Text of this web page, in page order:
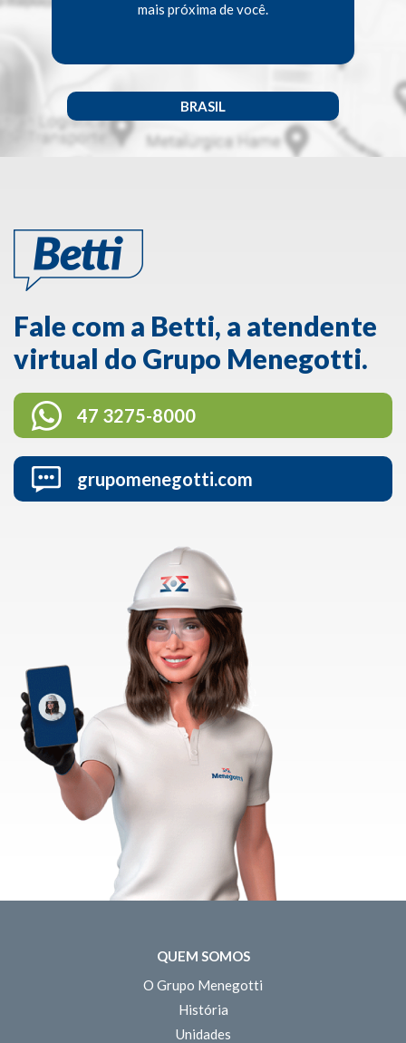
mais próxima de você.
BRASIL
Fale com a Betti, a atendente
virtual do Grupo Menegotti.
47 3275-8000
grupomenegotti.com
QUEM SOMOS
O Grupo Menegotti
História
Unidades